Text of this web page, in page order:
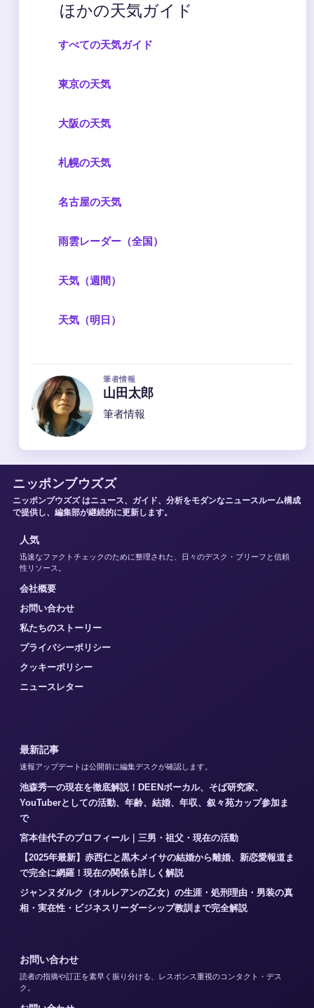
ほかの天気ガイド
すべての天気ガイド
東京の天気
大阪の天気
札幌の天気
名古屋の天気
雨雲レーダー（全国）
天気（週間）
天気（明日）
筆者情報
山田太郎
筆者情報
ニッポンブウズズ
ニッポンブウズズ はニュース、ガイド、分析をモダンなニュースルーム構成
で提供し、編集部が継続的に更新します。
人気
迅速なファクトチェックのために整理された、日々のデスク・ブリーフと信頼
性リソース。
会社概要
お問い合わせ
私たちのストーリー
プライバシーポリシー
クッキーポリシー
ニュースレター
最新記事
速報アップデートは公開前に編集デスクが確認します。
池森秀一の現在を徹底解説！DEENボーカル、そば研究家、
YouTuberとしての活動、年齢、結婚、年収、叙々苑カップ参加ま
で
宮本佳代子のプロフィール｜三男・祖父・現在の活動
【2025年最新】赤西仁と黒木メイサの結婚から離婚、新恋愛報道ま
で完全に網羅！現在の関係も詳しく解説
ジャンヌダルク（オルレアンの乙女）の生涯・処刑理由・男装の真
相・実在性・ビジネスリーダーシップ教訓まで完全解説
お問い合わせ
読者の指摘や訂正を素早く振り分ける、レスポンス重視のコンタクト・デス
ク。